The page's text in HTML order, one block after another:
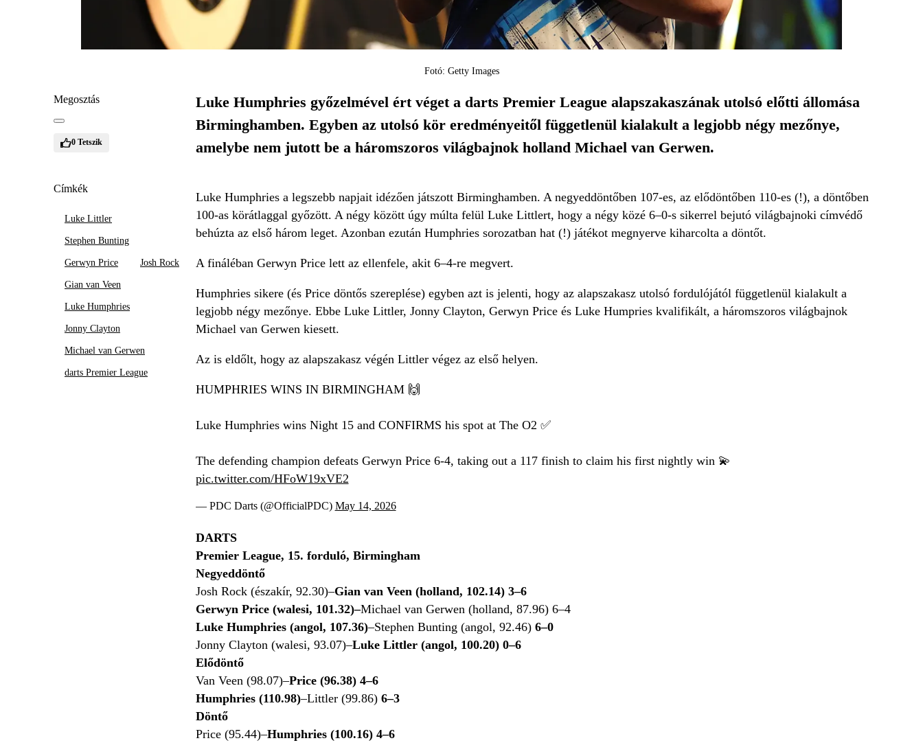
Fotó: Getty Images
Megosztás
0 Tetszik
Címkék
Luke Littler
Stephen Bunting
Gerwyn Price Josh Rock
Gian van Veen
Luke Humphries
Jonny Clayton
Michael van Gerwen
darts Premier League
Luke Humphries győzelmével ért véget a darts Premier League alapszakaszának utolsó előtti állomása
Birminghamben. Egyben az utolsó kör eredményeitől függetlenül kialakult a legjobb négy mezőnye,
amelybe nem jutott be a háromszoros világbajnok holland Michael van Gerwen.
Luke Humphries a legszebb napjait idézően játszott Birminghamben. A negyeddöntőben 107-es, az elődöntőben 110-es (!), a döntőben
100-as körátlaggal győzött. A négy között úgy múlta felül Luke Littlert, hogy a négy közé 6–0-s sikerrel bejutó világbajnoki címvédő
behúzta az első három leget. Azonban ezután Humphries sorozatban hat (!) játékot megnyerve kiharcolta a döntőt.
A fináléban Gerwyn Price lett az ellenfele, akit 6–4-re megvert.
Humphries sikere (és Price döntős szereplése) egyben azt is jelenti, hogy az alapszakasz utolsó fordulójától függetlenül kialakult a
legjobb négy mezőnye. Ebbe Luke Littler, Jonny Clayton, Gerwyn Price és Luke Humpries kvalifikált, a háromszoros világbajnok
Michael van Gerwen kiesett.
Az is eldőlt, hogy az alapszakasz végén Littler végez az első helyen.
HUMPHRIES WINS IN BIRMINGHAM 🙌
Luke Humphries wins Night 15 and CONFIRMS his spot at The O2 ✅
The defending champion defeats Gerwyn Price 6-4, taking out a 117 finish to claim his first nightly win 💫
pic.twitter.com/HFoW19xVE2
— PDC Darts (@OfficialPDC) May 14, 2026
DARTS
Premier League, 15. forduló, Birmingham
Negyeddöntő
Josh Rock (északír, 92.30)–Gian van Veen (holland, 102.14) 3–6
Gerwyn Price (walesi, 101.32)–Michael van Gerwen (holland, 87.96) 6–4
Luke Humphries (angol, 107.36)–Stephen Bunting (angol, 92.46) 6–0
Jonny Clayton (walesi, 93.07)–Luke Littler (angol, 100.20) 0–6
Elődöntő
Van Veen (98.07)–Price (96.38) 4–6
Humphries (110.98)–Littler (99.86) 6–3
Döntő
Price (95.44)–Humphries (100.16) 4–6